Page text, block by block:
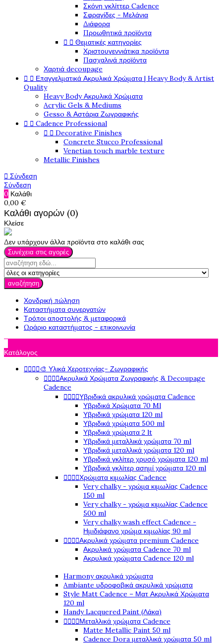
Σκόνη γκλίττερ Cadence
Σφραγίδες - Μελάνια
Διάφορα
Προωθητικά προϊόντα
  Θεματικές κατηγορίες
Χριστουγεννιάτικα προϊόντα
Πασχαλινά προϊόντα
Χαρτιά decoupage
  Επαγγελματικά Ακρυλικά Χρώματα | Heavy Body & Artist
Quality
Heavy Body Ακρυλικά Χρώματα
Acrylic Gels & Mediums
Gesso & Αστάρια Ζωγραφικής
  Cadence Professional
  Decorative Finishes
Concrete Stucco Professional
Venetian touch marble texture
Metallic Finishes
 Σύνδεση
Σύνδεση
0 Καλάθι
0,00 €
Καλάθι αγορών (0)
Κλείσε
Δεν υπάρχουν άλλα προϊόντα στο καλάθι σας
Συνέχεια στις αγορές
αναζήτηση
Χονδρική πώληση
Καταστήματα συνεργατών
Τρόποι αποστολής & μεταφορικά
Ωράριο καταστήματος - επικοινωνία
Κατάλογος
🎨 Υλικά Χεροτεχνίας- Ζωγραφικής
Ακρυλικά Χρώματα Ζωγραφικής & Decoupage
Cadence
Υβριδικά ακρυλικά χρώματα Cadence
Υβριδικά Χρώματα 70 Ml
Υβριδικά χρώματα 120 ml
Υβριδικά χρώματα 500 ml
Υβριδικά χρώματα 2 lt
Υβριδικά μεταλλικά χρώματα 70 ml
Υβριδικά μεταλλικά χρώματα 120 ml
Υβριδικά γκλίτερ χρυσό χρώματα 120 ml
Υβριδικά γκλίτερ ασημί χρώματα 120 ml
Χρώματα κιμωλίας Cadence
Very chalky - χρώμα κιμωλίας Cadence
150 ml
Very chalky - χρώμα κιμωλίας Cadence
500 ml
Very chalky wash effect Cadence -
Ημιδιάφανο χρώμα κιμωλίας 90 ml
Ακρυλικά χρώματα premium Cadence
Ακρυλικά χρώματα Cadence 70 ml
Ακρυλικά χρώματα Cadence 120 ml
Harmony ακρυλικά χρώματα
Ambiante υδροφοβικά ακρυλικά χρώματα
Style Matt Cadence – Ματ Ακρυλικά Χρώματα
120 ml
Handy Lacquered Paint (Λάκα)
Μεταλλικά χρώματα Cadence
Matte Metallic Paint 50 ml
Cadence Dora μεταλλικά χρώματα 50 ml